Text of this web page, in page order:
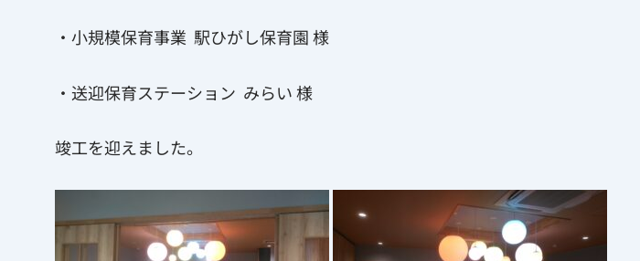
・小規模保育事業 駅ひがし保育園 様
・送迎保育ステーション みらい 様
竣工を迎えました。